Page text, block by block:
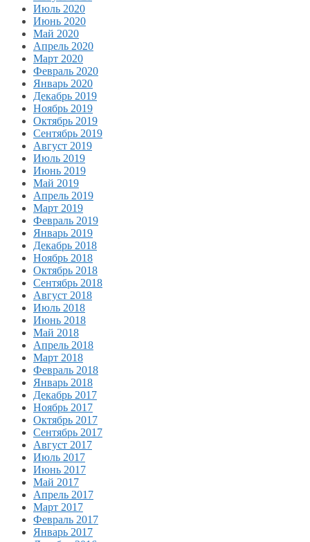
Июль 2020
Июнь 2020
Май 2020
Апрель 2020
Март 2020
Февраль 2020
Январь 2020
Декабрь 2019
Ноябрь 2019
Октябрь 2019
Сентябрь 2019
Август 2019
Июль 2019
Июнь 2019
Май 2019
Апрель 2019
Март 2019
Февраль 2019
Январь 2019
Декабрь 2018
Ноябрь 2018
Октябрь 2018
Сентябрь 2018
Август 2018
Июль 2018
Июнь 2018
Май 2018
Апрель 2018
Март 2018
Февраль 2018
Январь 2018
Декабрь 2017
Ноябрь 2017
Октябрь 2017
Сентябрь 2017
Август 2017
Июль 2017
Июнь 2017
Май 2017
Апрель 2017
Март 2017
Февраль 2017
Январь 2017